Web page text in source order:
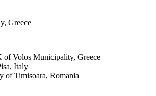
Greece
Volos Municipality, Greece
Italy
of Timisoara, Romania